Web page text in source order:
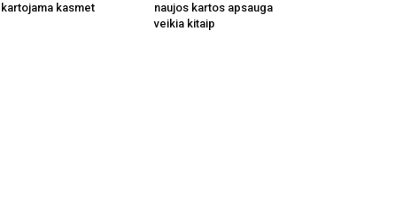
kartojama kasmet
naujos kartos apsauga
veikia kitaip